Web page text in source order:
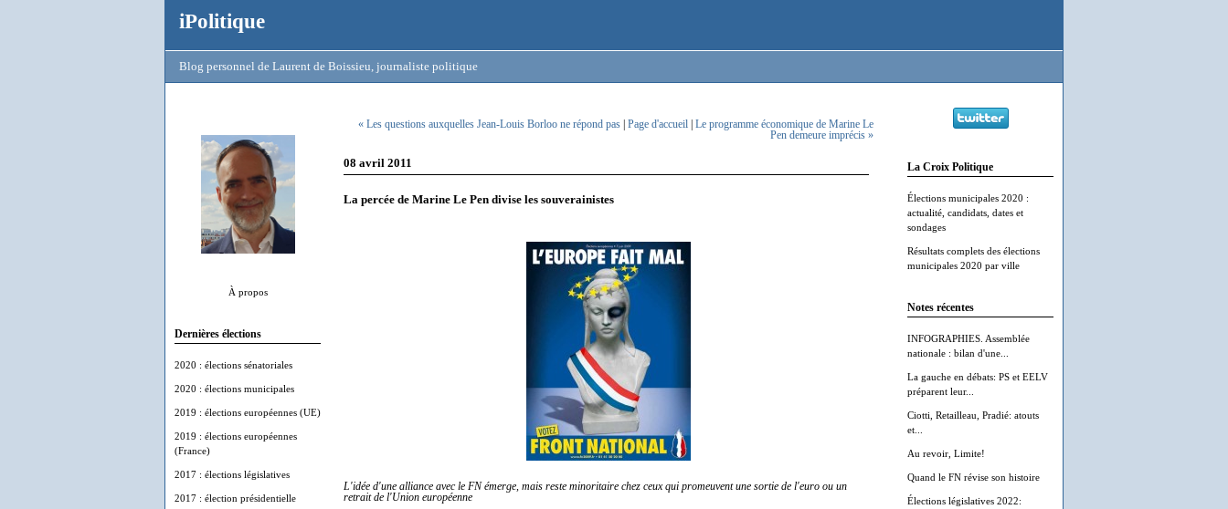
iPolitique
Blog personnel de Laurent de Boissieu, journaliste politique
À propos
Dernières élections
2020 : élections sénatoriales
2020 : élections municipales
2019 : élections européennes (UE)
2019 : élections européennes
(France)
2017 : élections législatives
2017 : élection présidentielle
La Croix Politique
Élections municipales 2020 :
actualité, candidats, dates et
sondages
Résultats complets des élections
municipales 2020 par ville
Notes récentes
INFOGRAPHIES. Assemblée
nationale : bilan d'une...
La gauche en débats: PS et EELV
préparent leur...
Ciotti, Retailleau, Pradié: atouts
et...
Au revoir, Limite!
Quand le FN révise son histoire
Élections législatives 2022:
« Les questions auxquelles Jean-Louis Borloo ne répond pas Page d'accueil
Le programme économique de Marine Le
Pen demeure imprécis »
08 avril 2011
La percée de Marine Le Pen divise les souverainistes
L'idée d'une alliance avec le FN émerge, mais reste minoritaire chez ceux qui promeuvent une sortie de l'euro ou un
retrait de l'Union européenne